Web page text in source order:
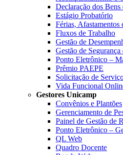
Declaração dos Bens
Estágio Probatório
Férias, Afastamentos
Fluxos de Trabalho
Gestão de
Gestão de
Ponto Eletrônico –
Prêmio PAEPE
Solicitação de
Vida Funcional
Gestores Unicamp
Convênios e Plantões
Gerenciamento de
Painel de Gestão de
Ponto Eletrônico –
QL Web
Quadro Docente